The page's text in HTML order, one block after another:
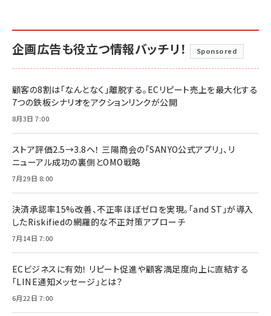
企画広告も役立つ情報バッチリ！ Sponsored
顧客の8割は「なんとなく」離脱する。ECリピート売上を最大化する
7つの鉄板シナリオをアクションリンクが公開
8月3日 7:00
ストア評価2.5→3.8へ！ 三陽商会の「SANYO公式アプリ」、リ
ニューアル成功の裏側とOMO戦略
7月29日 8:00
決済承認率15%改善、不正率ほぼゼロを実現。「and ST」が導入
したRiskifiedの網羅的な不正対策アプローチ
7月14日 7:00
ECビジネスに有効！ リピート促進や顧客満足度向上に直結する
「LINE通知メッセージ」とは？
6月22日 7:00